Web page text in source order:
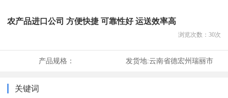
农产品进口公司 方便快捷 可靠性好 运送效率高
浏览次数： 30次
产品规格： 发货地:云南省德宏州瑞丽市
关键词